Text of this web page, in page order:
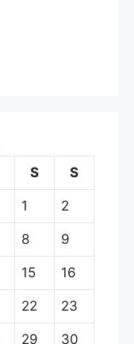
S S
1 2
8 9
15 16
22 23
29 30